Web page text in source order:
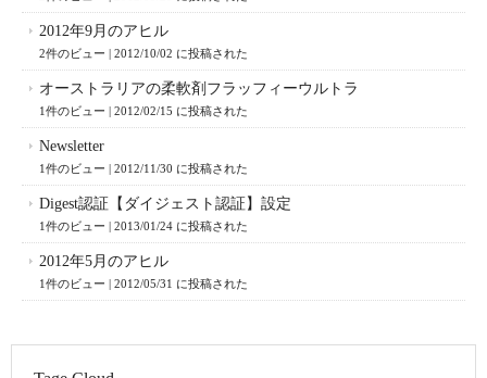
2012年9月のアヒル
2件のビュー | 2012/10/02 に投稿された
オーストラリアの柔軟剤フラッフィーウルトラ
1件のビュー | 2012/02/15 に投稿された
Newsletter
1件のビュー | 2012/11/30 に投稿された
Digest認証【ダイジェスト認証】設定
1件のビュー | 2013/01/24 に投稿された
2012年5月のアヒル
1件のビュー | 2012/05/31 に投稿された